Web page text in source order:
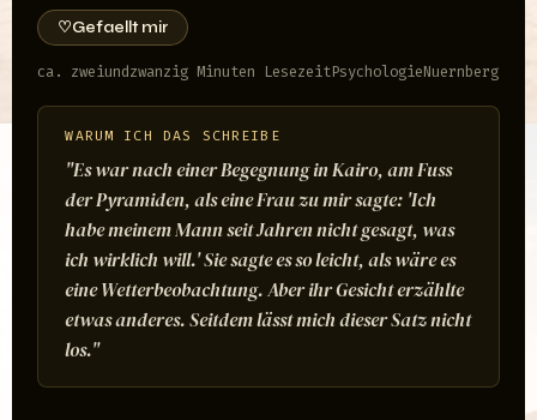
♡Gefaellt mir
ca. zweiundzwanzig Minuten LesezeitPsychologieNuernberg
WARUM ICH DAS SCHREIBE
"Es war nach einer Begegnung in Kairo, am Fuss
der Pyramiden, als eine Frau zu mir sagte: 'Ich
habe meinem Mann seit Jahren nicht gesagt, was
ich wirklich will.' Sie sagte es so leicht, als wäre es
eine Wetterbeobachtung. Aber ihr Gesicht erzählte
etwas anderes. Seitdem lässt mich dieser Satz nicht
los."